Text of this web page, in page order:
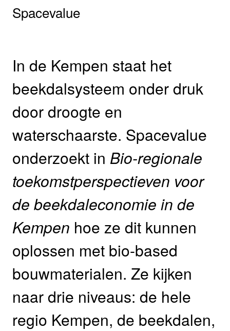
Spacevalue
In de Kempen staat het
beekdalsysteem onder druk
door droogte en
waterschaarste. Spacevalue
onderzoekt in Bio-regionale
toekomstperspectieven voor
de beekdaleconomie in de
Kempen hoe ze dit kunnen
oplossen met bio-based
bouwmaterialen. Ze kijken
naar drie niveaus: de hele
regio Kempen, de beekdalen,